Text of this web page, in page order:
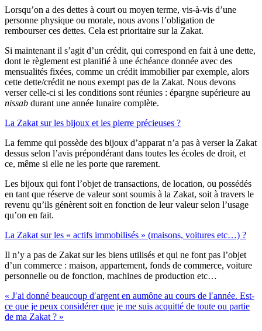
Lorsqu’on a des dettes à court ou moyen terme, vis-à-vis d’une
personne physique ou morale, nous avons l’obligation de
rembourser ces dettes. Cela est prioritaire sur la Zakat.
Si maintenant il s’agit d’un crédit, qui correspond en fait à une dette,
dont le règlement est planifié à une échéance donnée avec des
mensualités fixées, comme un crédit immobilier par exemple, alors
cette dette/crédit ne nous exempt pas de la Zakat. Nous devons
verser celle-ci si les conditions sont réunies : épargne supérieure au
nissab durant une année lunaire complète.
La Zakat sur les bijoux et les pierre précieuses ?
La femme qui possède des bijoux d’apparat n’a pas à verser la Zakat
dessus selon l’avis prépondérant dans toutes les écoles de droit, et
ce, même si elle ne les porte que rarement.
Les bijoux qui font l’objet de transactions, de location, ou possédés
en tant que réserve de valeur sont soumis à la Zakat, soit à travers le
revenu qu’ils génèrent soit en fonction de leur valeur selon l’usage
qu’on en fait.
La Zakat sur les « actifs immobilisés » (maisons, voitures etc…) ?
Il n’y a pas de Zakat sur les biens utilisés et qui ne font pas l’objet
d’un commerce : maison, appartement, fonds de commerce, voiture
personnelle ou de fonction, machines de production etc…
« J′ai donné beaucoup d′argent en aumône au cours de l′année. Est-
ce que je peux considérer que je me suis acquitté de toute ou partie
de ma Zakat ? »